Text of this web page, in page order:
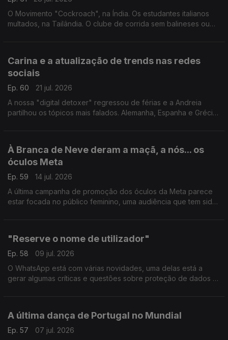
O Movimento "Cockroach", na Índia. Os estudantes italianos
multados, na Tailândia. O clube de corrida sem balineses ou
Carina e a atualização de trends nas redes
sociais
Ep. 60
21 jul. 2026
A nossa "digital detoxer" regressou de férias e a Andreia
partilhou os tópicos mais falados. Alemanha, Espanha e Grécia
À Branca de Neve deram a maçã, a nós... os
óculos Meta
Ep. 59
14 jul. 2026
A última campanha de promoção dos óculos da Meta parece
estar focada no público feminino, uma audiência que tem sido
"Reserve o nome de utilizador"
Ep. 58
09 jul. 2026
O WhatsApp está com várias novidades, uma delas está a
gerar algumas críticas e questões sobre proteção de dados e
A última dança de Portugal no Mundial
Ep. 57
07 jul. 2026